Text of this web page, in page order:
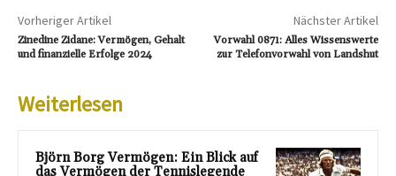
Vorheriger Artikel
Zinedine Zidane: Vermögen, Gehalt
und finanzielle Erfolge 2024
Nächster Artikel
Vorwahl 0871: Alles Wissenswerte
zur Telefonvorwahl von Landshut
Weiterlesen
Björn Borg Vermögen: Ein Blick auf
das Vermögen der Tennislegende